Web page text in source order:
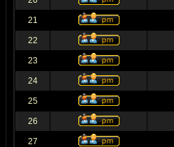
21
22
23
24
25
26
27